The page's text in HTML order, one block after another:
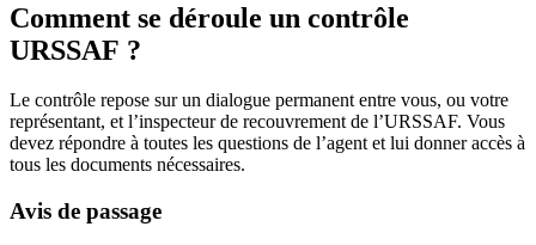
Comment se déroule un contrôle
URSSAF ?
Le contrôle repose sur un dialogue permanent entre vous, ou votre
représentant, et l’inspecteur de recouvrement de l’URSSAF. Vous
devez répondre à toutes les questions de l’agent et lui donner accès à
tous les documents nécessaires.
Avis de passage